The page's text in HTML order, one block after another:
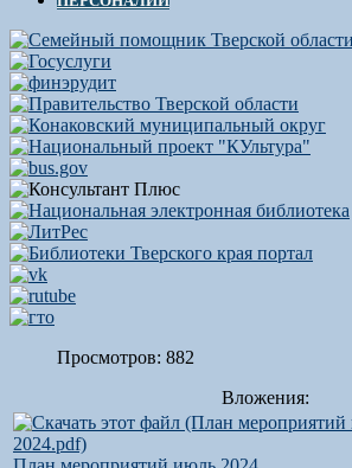
Просмотров: 882
Вложения: